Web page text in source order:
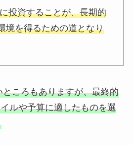
投資することが、長期的
境を得るための道となり
ころもありますが、最終的
ルや予算に適したものを選